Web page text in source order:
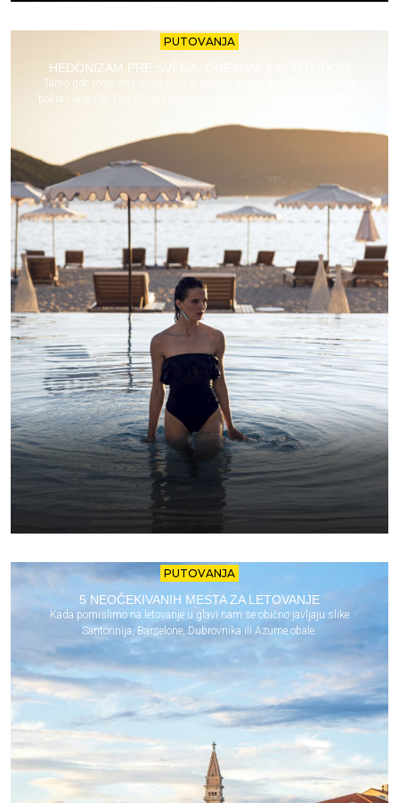
PUTOVANJA
HEDONIZAM PRE SVEGA: ONE&ONLY PORTONOVI
Tamo gde more ima miris bora, a zalasci sunca boje nebo u nijanse
bakra i lavande, One&Only Portonovi otkriva jedno novo lice Crne Gore.
PUTOVANJA
5 NEOČEKIVANIH MESTA ZA LETOVANJE
Kada pomislimo na letovanje u glavi nam se obično javljaju slike
Santorinija, Barselone, Dubrovnika ili Azurne obale.